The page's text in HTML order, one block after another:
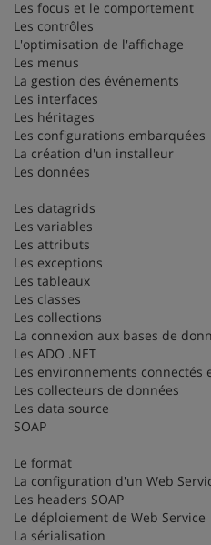
Les focus et le comportement
Les contrôles
L'optimisation de l'affichage
Les menus
La gestion des événements
Les interfaces
Les héritages
Les configurations embarquées
La création d'un installeur
Les données
Les datagrids
Les variables
Les attributs
Les exceptions
Les tableaux
Les classes
Les collections
La connexion aux bases de
Les ADO .NET
Les environnements connectés
Les collecteurs de données
Les data source
SOAP
Le format
La configuration d'un Web
Les headers SOAP
Le déploiement de Web Service
La sérialisation